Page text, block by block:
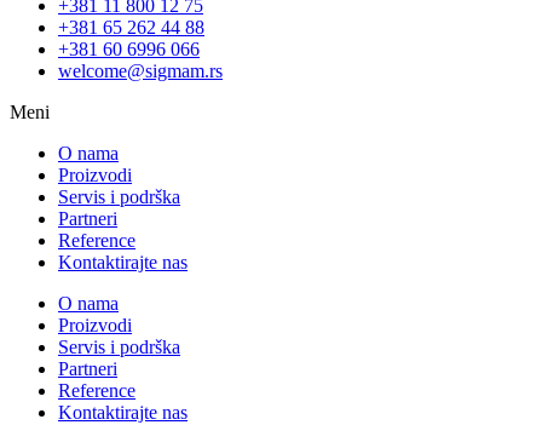
+381 11 800 12 75
+381 65 262 44 88
+381 60 6996 066
welcome@sigmam.rs
Meni
O nama
Proizvodi
Servis i podrška
Partneri
Reference
Kontaktirajte nas
O nama
Proizvodi
Servis i podrška
Partneri
Reference
Kontaktirajte nas